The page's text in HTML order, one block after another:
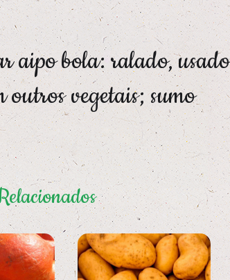
aipo bola: ralado,
outros vegetais; sumo